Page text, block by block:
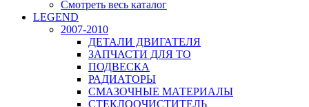
Смотреть весь каталог
LEGEND
2007-2010
ДЕТАЛИ ДВИГАТЕЛЯ
ЗАПЧАСТИ ДЛЯ ТО
ПОДВЕСКА
РАДИАТОРЫ
СМАЗОЧНЫЕ МАТЕРИАЛЫ
СТЕКЛООЧИСТИТЕЛЬ